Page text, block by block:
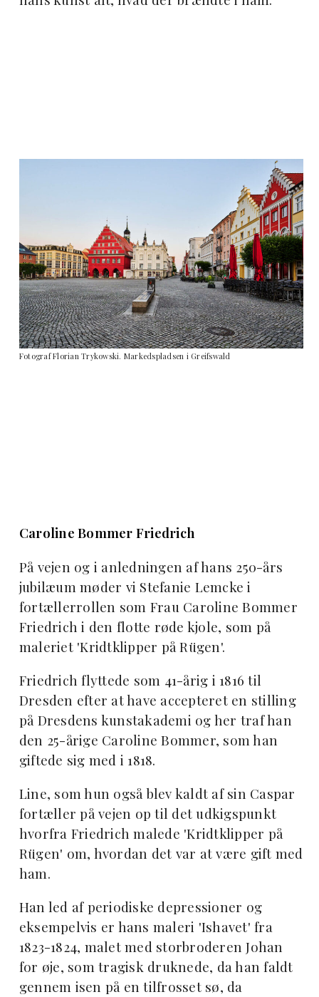
Fotograf Florian Trykowski. Markedspladsen i Greifswald
Caroline Bommer Friedrich
På vejen og i anledningen af hans 250-års
jubilæum møder vi Stefanie Lemcke i
fortællerrollen som Frau Caroline Bommer
Friedrich i den flotte røde kjole, som på
maleriet 'Kridtklipper på Rügen'.
Friedrich flyttede som 41-årig i 1816 til
Dresden efter at have accepteret en stilling
på Dresdens kunstakademi og her traf han
den 25-årige Caroline Bommer, som han
giftede sig med i 1818.
Line, som hun også blev kaldt af sin Caspar
fortæller på vejen op til det udkigspunkt
hvorfra Friedrich malede 'Kridtklipper på
Rügen' om, hvordan det var at være gift med
ham.
Han led af periodiske depressioner og
eksempelvis er hans maleri 'Ishavet' fra
1823-1824, malet med storbroderen Johan
for øje, som tragisk druknede, da han faldt
gennem isen på en tilfrosset sø, da